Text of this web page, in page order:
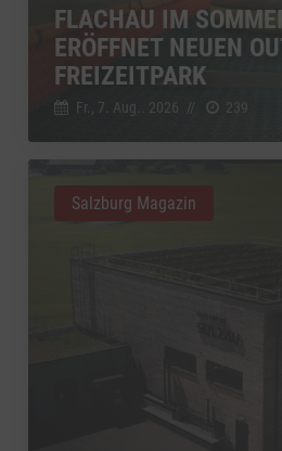
FLACHAU IM
ERÖFFNET NEUEN
FREIZEITPARK
Fr., 7. Aug.. 2026 // 239
Salzburg Magazin